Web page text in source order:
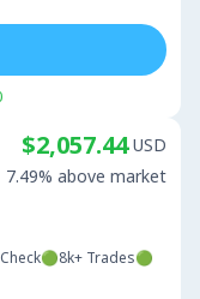
Trades🟢
$2,057.44 USD
7.49% above market